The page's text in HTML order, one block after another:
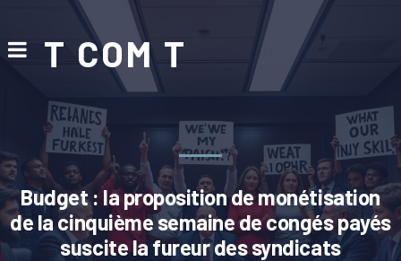
T COM T
Budget : la proposition de monétisation
de la cinquième semaine de congés payés
suscite la fureur des syndicats